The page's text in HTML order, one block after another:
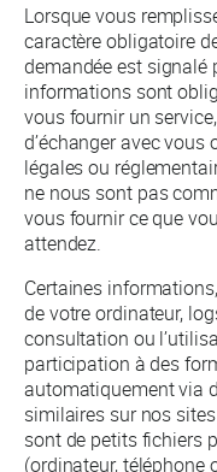
Lorsque vous
caractère obligatoire
demandée est signalé
informations sont
vous fournir un
d’échanger avec
légales ou
ne nous sont pas
vous fournir ce que
attendez.
Certaines
de votre ordinateur,
consultation ou
participation à des
automatiquement via
similaires sur nos
sont de petits fichiers
(ordinateur, téléphone